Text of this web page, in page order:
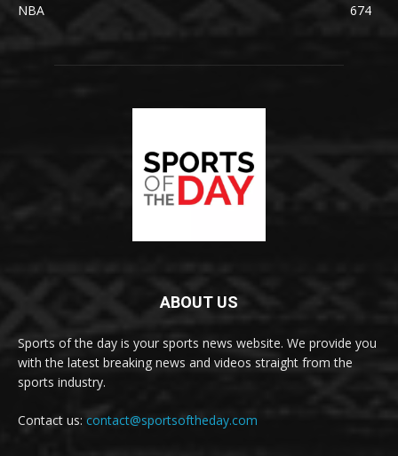
NBA
674
ABOUT US
Sports of the day is your sports news website. We provide you
with the latest breaking news and videos straight from the
sports industry.
Contact us: contact@sportsoftheday.com